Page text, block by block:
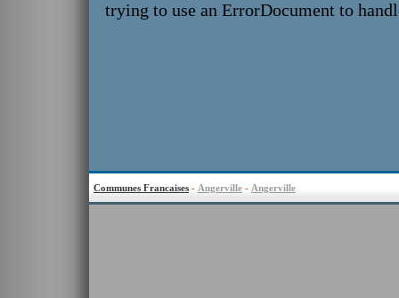
Communes Francaises - Angerville - Angerville